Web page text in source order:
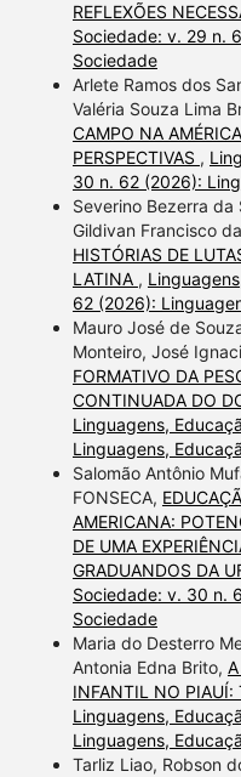
REFLEXÕES
Sociedade: v. 29 n.
Sociedade
Arlete Ramos dos
Valéria Souza Lima
CAMPO NA
PERSPECTIVAS ,
30 n. 62 (2026):
Severino Bezerra da
Gildivan Francisco
HISTÓRIAS DE
LATINA ,
62 (2026):
Mauro José de
Monteiro, José
FORMATIVO DA
CONTINUADA DO
Linguagens,
Linguagens,
Salomão Antônio
FONSECA,
AMERICANA:
DE UMA
GRADUANDOS DA
Sociedade: v. 30 n.
Sociedade
Maria do Desterro
Antonia Edna Brito,
INFANTIL NO PIAUÍ:
Linguagens,
Linguagens,
Tarliz Liao, Robson